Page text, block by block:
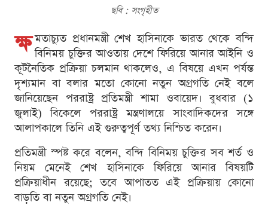
ছবি : সংগৃহীত
ক্ষ মতাচ্যুত প্রধানমন্ত্রী শেখ হাসিনাকে ভারত থেকে বন্দি
বিনিময় চুক্তির আওতায় দেশে ফিরিয়ে আনার আইনি ও
কূটনৈতিক প্রক্রিয়া চলমান থাকলেও, এ বিষয়ে এখন পর্যন্ত
দৃশ্যমান বা বলার মতো কোনো নতুন অগ্রগতি নেই বলে
জানিয়েছেন পররাষ্ট্র প্রতিমন্ত্রী শামা ওবায়েদ। বুধবার (১
জুলাই) বিকেলে পররাষ্ট্র মন্ত্রণালয়ে সাংবাদিকদের সঙ্গে
আলাপকালে তিনি এই গুরুত্বপূর্ণ তথ্য নিশ্চিত করেন।
প্রতিমন্ত্রী স্পষ্ট করে বলেন, বন্দি বিনিময় চুক্তির সব শর্ত ও
নিয়ম মেনেই শেখ হাসিনাকে ফিরিয়ে আনার বিষয়টি
প্রক্রিয়াধীন রয়েছে; তবে আপাতত এই প্রক্রিয়ায় কোনো
বাড়তি বা নতুন অগ্রগতি নেই।